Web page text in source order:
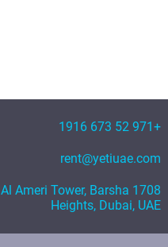
+971 52 673 1916
rent@yetiuae.com
1708 Al Ameri Tower, Barsha
Heights, Dubai, UAE